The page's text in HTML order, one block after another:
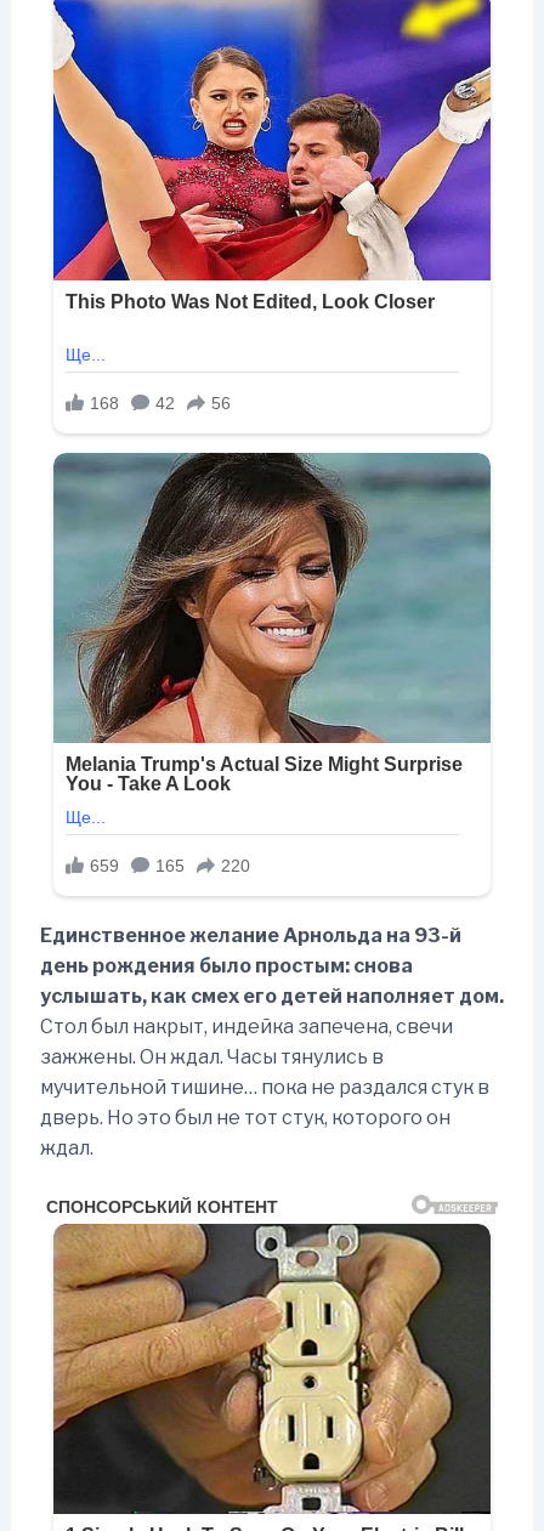
Единственное желание Арнольда на 93-й
день рождения было простым: снова
услышать, как смех его детей наполняет дом.
Стол был накрыт, индейка запечена, свечи
зажжены. Он ждал. Часы тянулись в
мучительной тишине… пока не раздался стук в
дверь. Но это был не тот стук, которого он
ждал.